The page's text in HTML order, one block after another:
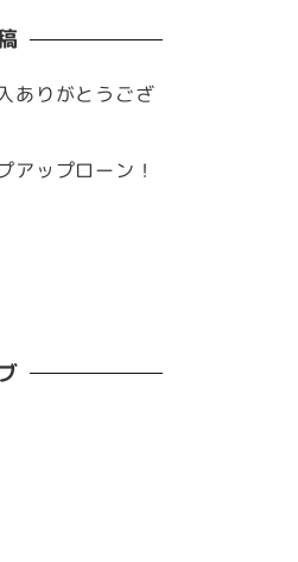
りがとうござ
アップローン！